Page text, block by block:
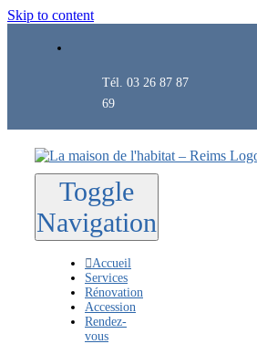
Skip to content
Tél. 03 26 87 87
69
Toggle
Navigation
Accueil
Services
Rénovation
Accession
Rendez-
vous